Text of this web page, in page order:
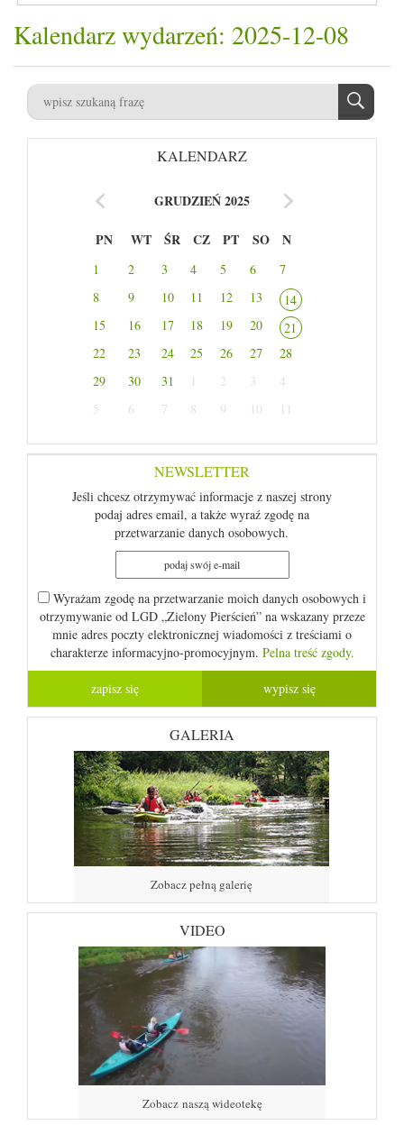
Kalendarz wydarzeń: 2025-12-08
KALENDARZ
GRUDZIEŃ 2025
PN WT ŚR CZ PT SO N
1 2 3 4 5 6
7
8
9 10 11 12 13
14
15
16 17 18 19 20
21
22
23 24 25 26 27
28
29
30 31 1 2 3
4
5
6 7 8 9 10 11
NEWSLETTER
Jeśli chcesz otrzymywać informacje z naszej strony
podaj adres email, a także wyraź zgodę na
przetwarzanie danych osobowych.
Wyrażam zgodę na przetwarzanie moich danych osobowych i
otrzymywanie od LGD „Zielony Pierścień” na wskazany przeze
mnie adres poczty elektronicznej wiadomości z treściami o
charakterze informacyjno-promocyjnym. Pelna treść zgody.
GALERIA
Zobacz pełną galerię
VIDEO
Zobacz naszą wideotekę